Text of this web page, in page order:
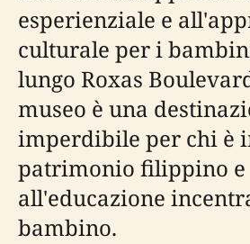
esperienziale e
culturale per i
lungo Roxas
museo è una
imperdibile per chi è
patrimonio filippino e
all'educazione
bambino.